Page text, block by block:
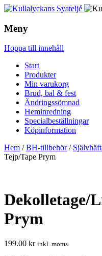
Meny
Hoppa till innehåll
Start
Produkter
Min varukorg
Brud, bal & fest
Ändringssömnad
Heminredning
Specialbeställningar
Köpinformation
Hem /BH-tillbehör/
Tejp/Tape Prym
Dekolletage/
Prym
199.00 kr inkl. moms